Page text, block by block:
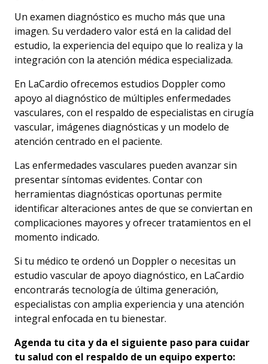
Un examen diagnóstico es mucho más que una
imagen. Su verdadero valor está en la calidad del
estudio, la experiencia del equipo que lo realiza y la
integración con la atención médica especializada.
En LaCardio ofrecemos estudios Doppler como
apoyo al diagnóstico de múltiples enfermedades
vasculares, con el respaldo de especialistas en cirugía
vascular, imágenes diagnósticas y un modelo de
atención centrado en el paciente.
Las enfermedades vasculares pueden avanzar sin
presentar síntomas evidentes. Contar con
herramientas diagnósticas oportunas permite
identificar alteraciones antes de que se conviertan en
complicaciones mayores y ofrecer tratamientos en el
momento indicado.
Si tu médico te ordenó un Doppler o necesitas un
estudio vascular de apoyo diagnóstico, en LaCardio
encontrarás tecnología de última generación,
especialistas con amplia experiencia y una atención
integral enfocada en tu bienestar.
Agenda tu cita y da el siguiente paso para cuidar
tu salud con el respaldo de un equipo experto: